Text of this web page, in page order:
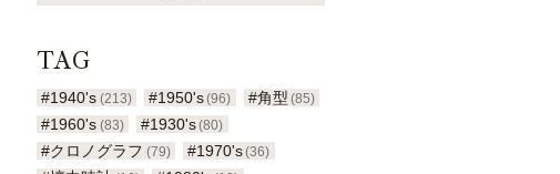
TAG
#1940's (213) #1950's(96) #角型 (85)
#1960's (83) #1930's(80)
#クロノグラフ (79) #1970's(36)